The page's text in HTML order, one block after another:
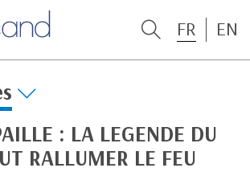
FR EN
: LA LEGENDE DU
RALLUMER LE FEU